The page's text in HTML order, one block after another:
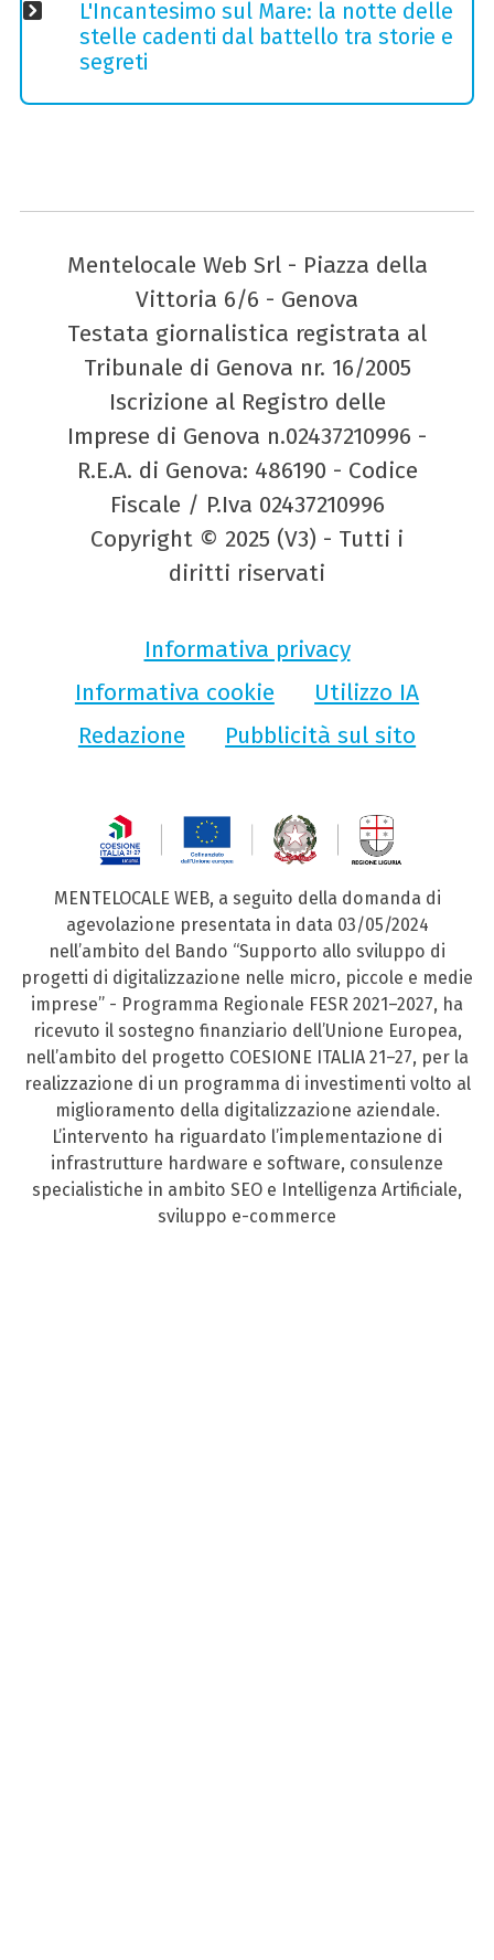
L'Incantesimo sul Mare: la notte delle
stelle cadenti dal battello tra storie e
segreti
Mentelocale Web Srl - Piazza della
Vittoria 6/6 - Genova
Testata giornalistica registrata al
Tribunale di Genova nr. 16/2005
Iscrizione al Registro delle
Imprese di Genova n.02437210996 -
R.E.A. di Genova: 486190 - Codice
Fiscale / P.Iva 02437210996
Copyright © 2025 (V3) - Tutti i
diritti riservati
Informativa privacy
Informativa cookie
Utilizzo IA
Redazione
Pubblicità sul sito
MENTELOCALE WEB, a seguito della domanda di
agevolazione presentata in data 03/05/2024
nell’ambito del Bando “Supporto allo sviluppo di
progetti di digitalizzazione nelle micro, piccole e medie
imprese” - Programma Regionale FESR 2021–2027, ha
ricevuto il sostegno finanziario dell’Unione Europea,
nell’ambito del progetto COESIONE ITALIA 21–27, per la
realizzazione di un programma di investimenti volto al
miglioramento della digitalizzazione aziendale.
L’intervento ha riguardato l’implementazione di
infrastrutture hardware e software, consulenze
specialistiche in ambito SEO e Intelligenza Artificiale,
sviluppo e-commerce